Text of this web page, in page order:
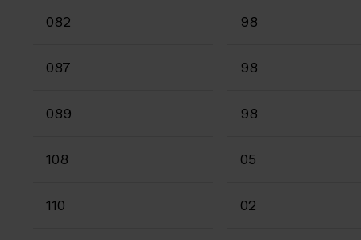
082 98
087 98
089 98
108 05
110 02